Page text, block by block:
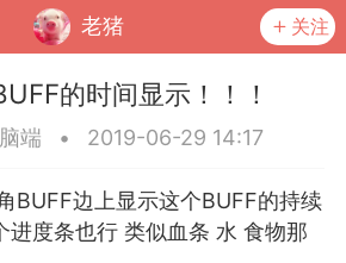
老猪 关注
的时间显示！！！
端 • 2019-06-29 14:17
BUFF边上显示这个BUFF的持续
进度条也行 类似血条 水 食物那